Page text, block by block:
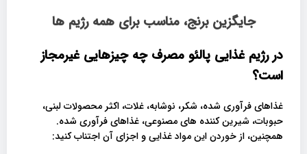
جایگزین برنج، مناسب برای همه رژیم ها
در رژیم غذایی پالئو مصرف چه چیزهایی غیرمجاز
است؟
غذاهای فرآوری شده، شکر، نوشابه، غلات، اکثر محصولات لبنی،
حبوبات، شیرین کننده های مصنوعی، غذاهای فرآوری شده.
همچنین، از خوردن این مواد غذایی و اجزای آن اجتناب کنید: